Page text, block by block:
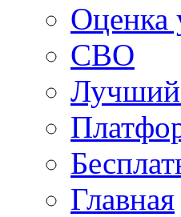
Оценка
СВО
Лучший
Главная